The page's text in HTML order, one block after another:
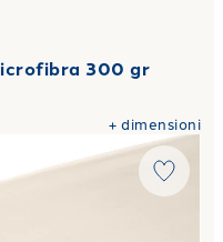
300 gr
+dimensioni
di Cotone "